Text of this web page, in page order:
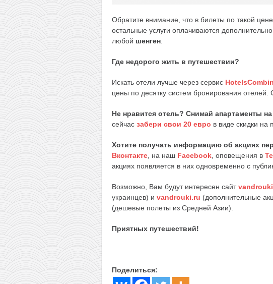
Обратите внимание, что в билеты по такой
остальные услуги оплачиваются
любой шенген.
Где недорого жить в путешествии?
Искать отели лучше через сервис
цены по десятку систем бронирования
Не нравится отель? Снимай апартаменты
сейчас забери свои 20 евро в виде скидки на
Хотите получать информацию об акциях
Вконтакте, на наш Facebook, оповещения в
акциях появляется в них одновременно с
Возможно, Вам будут интересен сайт
украинцев) и vandrouki.ru (дополнительные
(дешевые полеты из Средней Азии).
Приятных путешествий!
Поделиться: